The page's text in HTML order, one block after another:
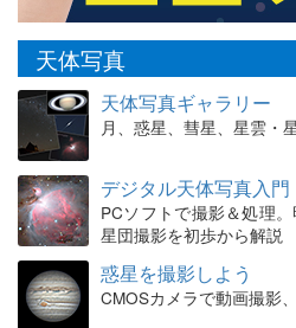
天体写真
天体写真ギャラリー
月、惑星、彗星、星雲・
デジタル天体写真入門
PCソフトで撮影＆処理
星団撮影を初歩から解説
惑星を撮影しよう
CMOSカメラで動画撮影